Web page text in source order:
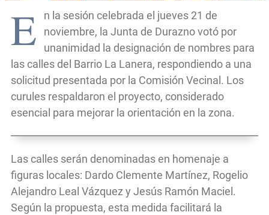
E
n la sesión celebrada el jueves 21 de
noviembre, la Junta de Durazno votó por
unanimidad la designación de nombres para
las calles del Barrio La Lanera, respondiendo a una
solicitud presentada por la Comisión Vecinal. Los
curules respaldaron el proyecto, considerado
esencial para mejorar la orientación en la zona.
Las calles serán denominadas en homenaje a
figuras locales: Dardo Clemente Martínez, Rogelio
Alejandro Leal Vázquez y Jesús Ramón Maciel.
Según la propuesta, esta medida facilitará la